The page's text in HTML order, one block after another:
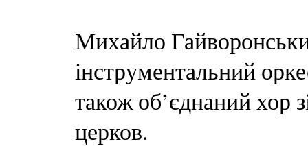
Михайло
інструментальний
також об’єднаний хор
церков.